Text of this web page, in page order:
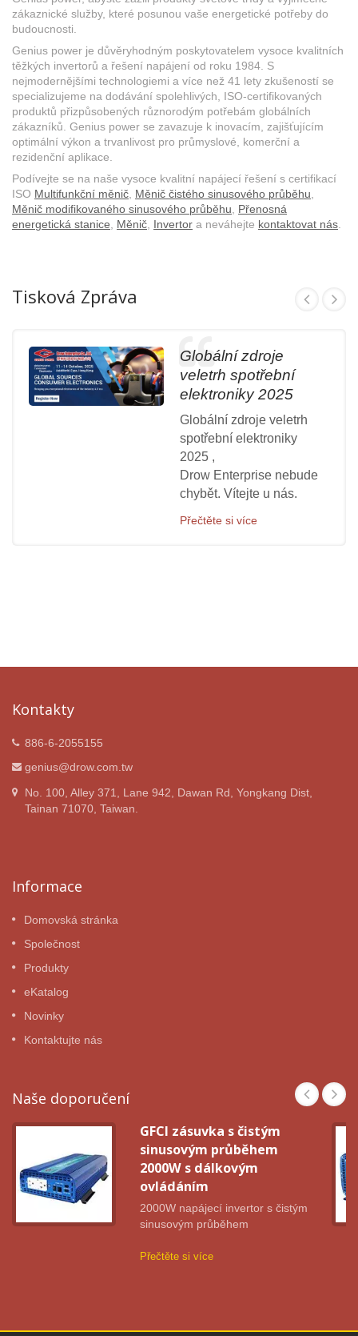
zákaznické služby, které posunou vaše energetické potřeby do
budoucnosti.
Genius power je důvěryhodným poskytovatelem vysoce kvalitních
těžkých invertorů a řešení napájení od roku 1984. S
nejmodernějšími technologiemi a více než 41 lety zkušeností se
specializujeme na dodávání spolehlivých, ISO-certifikovaných
produktů přizpůsobených různorodým potřebám globálních
zákazníků. Genius power se zavazuje k inovacím, zajišťujícím
optimální výkon a trvanlivost pro průmyslové, komerční a
rezidenční aplikace.
Podívejte se na naše vysoce kvalitní napájecí řešení s certifikací
ISO Multifunkční měnič Měnič čistého sinusového průběhu
Měnič modifikovaného sinusového průběhu
Přenosná
energetická stanice
Měnič Invertor a neváhejte kontaktovat nás
Tisková Zpráva
Globální zdroje
veletrh spotřební
elektroniky 2025
Globální zdroje veletrh
spotřební elektroniky
2025 ,
Drow Enterprise nebude
chybět. Vítejte u nás.
Přečtěte si více
Kontakty
886-6-2055155
genius@drow.com.tw
No. 100, Alley 371, Lane 942, Dawan Rd, Yongkang Dist,
Tainan 71070, Taiwan.
Informace
Domovská stránka
Společnost
Produkty
eKatalog
Novinky
Kontaktujte nás
Naše doporučení
GFCI zásuvka s čistým
sinusovým průběhem
2000W s dálkovým
ovládáním
2000W napájecí invertor s čistým
sinusovým průběhem
Přečtěte si více